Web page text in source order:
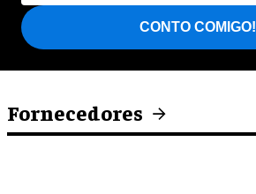
CONTO COMIGO!
Fornecedores